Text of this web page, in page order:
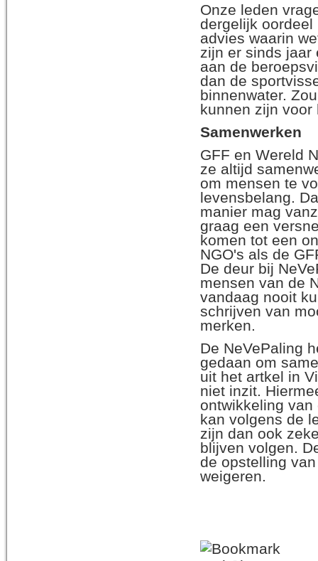
Onze leden
dergelijk
advies waarin
zijn er sinds jaar
aan de
dan de
binnenwater.
kunnen zijn voor
Samenwerken
GFF en Wereld
ze altijd
om mensen te
levensbelang.
manier mag
graag een
komen tot een
NGO's als de
De deur bij
mensen van de
vandaag nooit
schrijven van
merken.
De NeVePaling
gedaan om
uit het artkel in
niet inzit.
ontwikkeling
kan volgens de
zijn dan ook
blijven volgen.
de opstelling
weigeren.